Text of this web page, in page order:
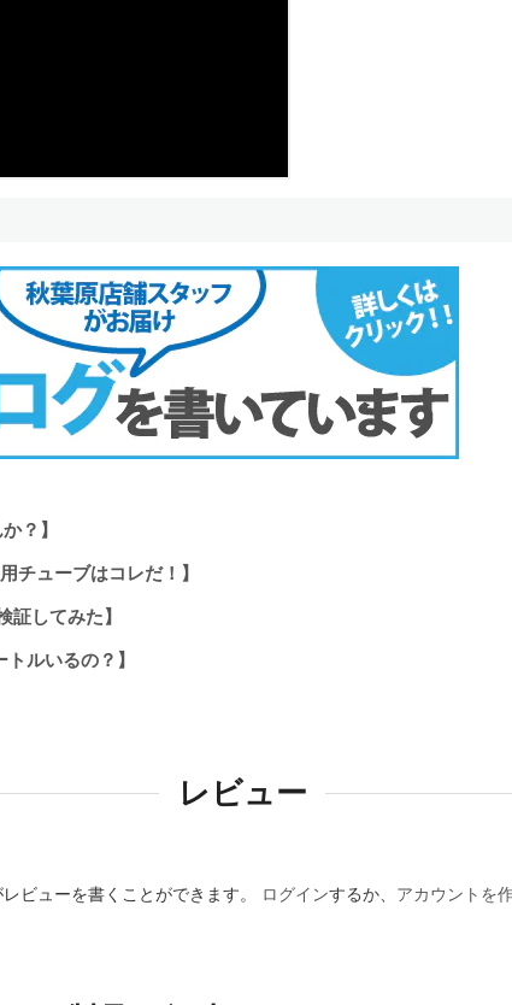
？】
チューブはコレだ！】
証してみた】
ルいるの？】
レビュー
ビューを書くことができます。
ログインするか、 アカウントを